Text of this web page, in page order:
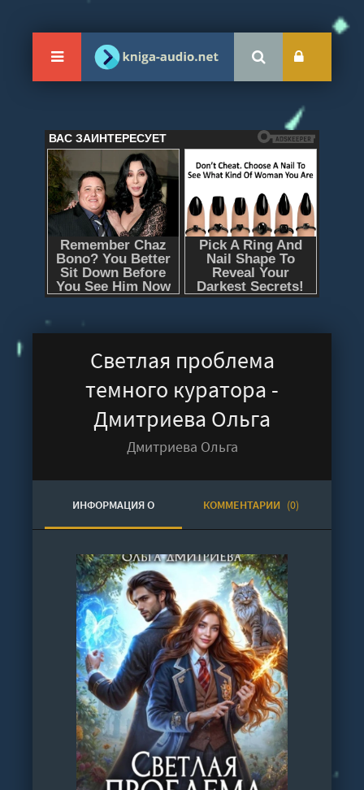
Светлая проблема
темного куратора -
Дмитриева Ольга
Дмитриева Ольга
ИНФОРМАЦИЯ О
АУДИОКНИГЕ
КОММЕНТАРИИ (0)